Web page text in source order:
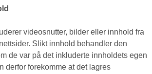
videosnutter, bilder eller innhold fra
Slikt innhold behandler den
de var på det inkluderte innholdets egen
derfor forekomme at det lagres